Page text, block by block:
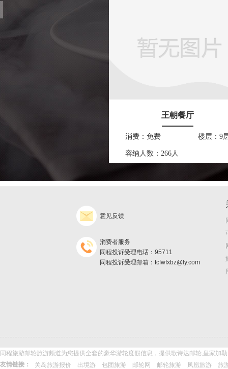
王朝餐厅
消费：免费 楼层：9
容纳人数：266人
意见反馈
消费者服务
同程投诉受理电话：95711
同程投诉受理邮箱：tcfwfxbz@ly.com
同程旅游邮轮旅游频道为您提供全套的豪华游轮度假信息，提供歌诗达邮轮,皇家
友情链接：
关岛旅游报价 出境游 包团旅游 邮轮网 邮轮旅游 凤凰旅游
旅